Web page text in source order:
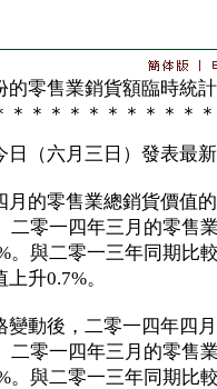
的零售業銷貨額臨時統
＊＊＊＊＊＊＊＊＊＊
（六月三日）發表最新
的零售業總銷貨價值的
二零一四年三月的零售
。與二零一三年同期比
升0.7%。
動後，二零一四年四月
二零一四年三月的零售
。與二零一三年同期比